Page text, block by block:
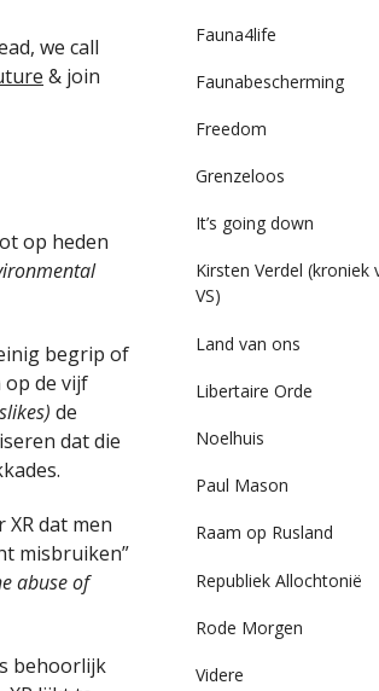
we call
& join
op heden
begrip of
op de vijf
de
dat die
dat men
misbruiken”
abuse of
behoorlijk
Fauna4life
Faunabescherming
Freedom
Grenzeloos
It’s going down
Kirsten Verdel (kroniek
VS)
Land van ons
Libertaire Orde
Noelhuis
Paul Mason
Raam op Rusland
Republiek Allochtonië
Rode Morgen
Videre